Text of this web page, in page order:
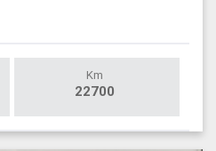
Km
22700